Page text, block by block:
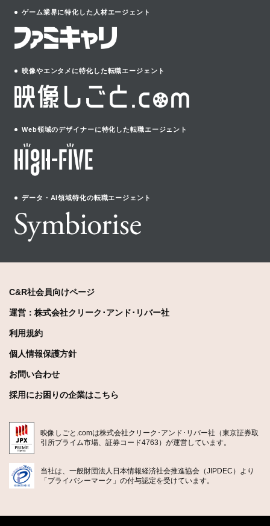
ゲーム業界に特化した人材エージェント
映像やエンタメに特化した転職エージェント
Web領域のデザイナーに特化した転職エージェント
データ・AI領域特化の転職エージェント
C&R社会員向けページ
運営：株式会社クリーク･アンド･リバー社
利用規約
個人情報保護方針
お問い合わせ
採用にお困りの企業はこちら
映像しごと.comは株式会社クリーク･アンド･リバー社（東京証券取
引所プライム市場、証券コード4763）が運営しています。
当社は、一般財団法人日本情報経済社会推進協会（JIPDEC）より
「プライバシーマーク」の付与認定を受けています。